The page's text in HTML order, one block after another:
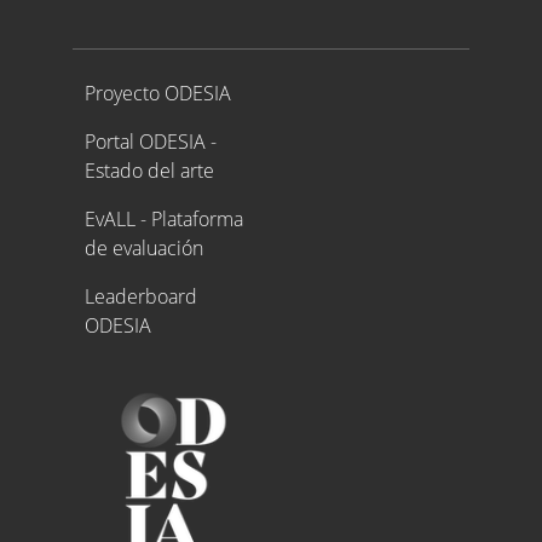
Proyecto ODESIA
Proyecto ODESIA
Portal ODESIA -
Estado del arte
EvALL - Plataforma
de evaluación
Leaderboard
ODESIA